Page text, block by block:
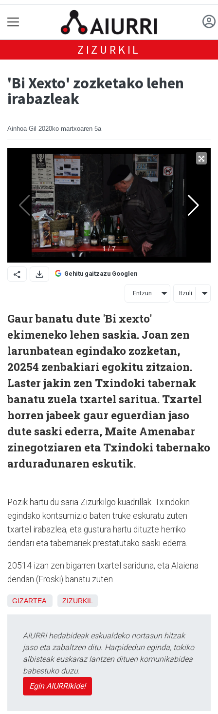
ZIZURKIL
'Bi Xexto' zozketako lehen
irabazleak
Ainhoa Gil 2020ko martxoaren 5a
Gehitu gaitzazu Googlen
Entzun Itzuli
Gaur banatu dute 'Bi xexto'
ekimeneko lehen saskia. Joan zen
larunbatean egindako zozketan,
20254 zenbakiari egokitu zitzaion.
Laster jakin zen Txindoki tabernak
banatu zuela txartel saritua. Txartel
horren jabeek gaur eguerdian jaso
dute saski ederra, Maite Amenabar
zinegotziaren eta Txindoki tabernako
arduradunaren eskutik.
Pozik hartu du saria Zizurkilgo kuadrillak. Txindokin
egindako kontsumizio baten truke eskuratu zuten
txartel irabazlea, eta gustura hartu dituzte herriko
dendari eta tabernariek prestatutako saski ederra.
20514 izan zen bigarren txartel sariduna, eta Alaiena
dendan (Eroski) banatu zuten.
GIZARTEA ZIZURKIL
AIURRI hedabideak eskualdeko nortasun hitzak
jaso eta zabaltzen ditu. Harpidedun eginda, tokiko
albisteak euskaraz lantzen dituen komunikabidea
babestuko duzu.
Egin AIURRIkide!